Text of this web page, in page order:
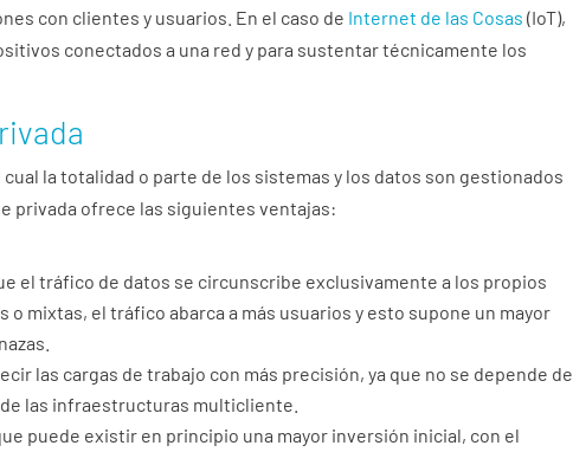
con clientes y usuarios. En el caso de Internet de las Cosas (IoT),
conectados a una red y para sustentar técnicamente los
la totalidad o parte de los sistemas y los datos son gestionados
privada ofrece las siguientes ventajas:
el tráfico de datos se circunscribe exclusivamente a los propios
mixtas, el tráfico abarca a más usuarios y esto supone un mayor
las cargas de trabajo con más precisión, ya que no se depende de
las infraestructuras multicliente.
puede existir en principio una mayor inversión inicial, con el